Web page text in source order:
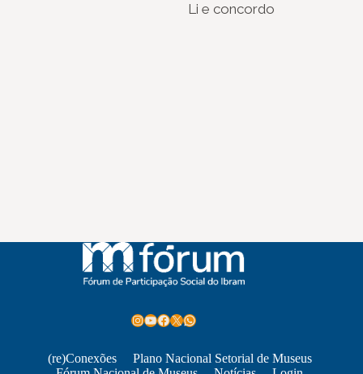
Li e concordo
Instagram
Youtube
Facebook
X WhatsApp
(re)Conexões
Plano Nacional Setorial de Museus